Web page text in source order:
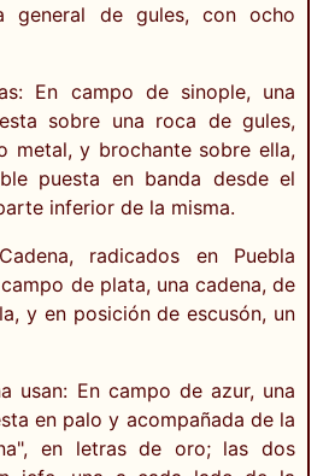
general de gules, con ocho
En campo de sinople, una
sobre una roca de gules,
metal, y brochante sobre ella,
puesta en banda desde el
inferior de la misma.
radicados en Puebla
de plata, una cadena, de
y en posición de escusón, un
usan: En campo de azur, una
en palo y acompañada de la
en letras de oro; las dos